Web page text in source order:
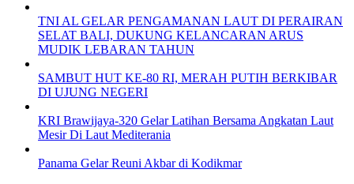
TNI AL GELAR PENGAMANAN LAUT DI PERAIRAN
SELAT BALI, DUKUNG KELANCARAN ARUS
MUDIK LEBARAN TAHUN
SAMBUT HUT KE-80 RI, MERAH PUTIH BERKIBAR
DI UJUNG NEGERI
KRI Brawijaya-320 Gelar Latihan Bersama Angkatan Laut
Mesir Di Laut Mediterania
Panama Gelar Reuni Akbar di Kodikmar